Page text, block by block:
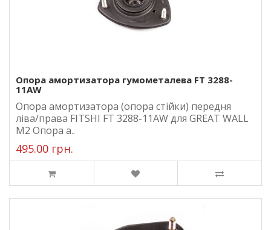
Опора амортизатора гумометалева FT 3288-
11AW
Опора амортизатора (опора стійки) передня
ліва/права FITSHI FT 3288-11AW для GREAT WALL
M2 Опора а..
495.00 грн.